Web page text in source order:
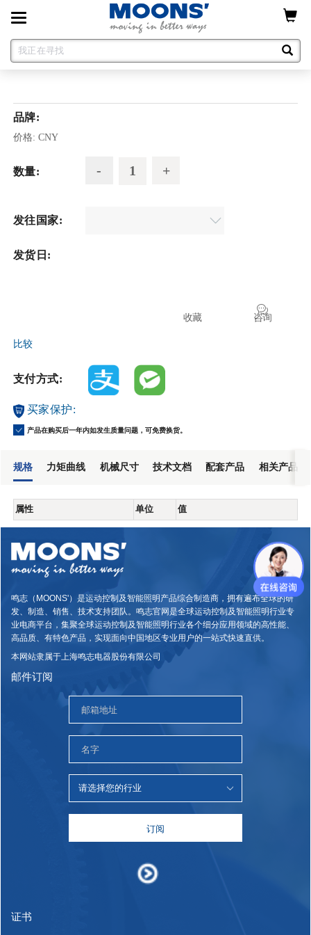
Toggle
navigation
品牌:
价格: CNY
数量:
发往国家:
发货日:
咨询
收藏
比较
支付方式:
买家保护:
产品在购买后一年内如发生质量问题，可免费换货。
规格 力矩曲线 机械尺寸 技术文档 配套产品 相关产品
属性 单位 值
鸣志（MOONS'）是运动控制及智能照明产品综合制造商，拥有遍布全球的研
发、制造、销售、技术支持团队。鸣志官网是全球运动控制及智能照明行业专
业电商平台，集聚全球运动控制及智能照明行业各个细分应用领域的高性能、
高品质、有特色产品，实现面向中国地区专业用户的一站式快速直供。
本网站隶属于上海鸣志电器股份有限公司
邮件订阅
订阅
证书